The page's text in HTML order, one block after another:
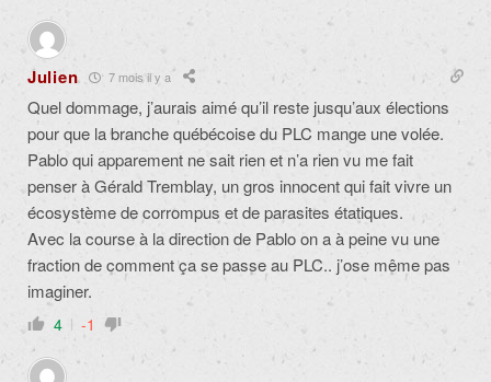
Julien 7 mois il y a
Quel dommage, j’aurais aimé qu’il reste jusqu’aux élections
pour que la branche québécoise du PLC mange une volée.
Pablo qui apparement ne sait rien et n’a rien vu me fait
penser à Gérald Tremblay, un gros innocent qui fait vivre un
écosystème de corrompus et de parasites étatiques.
Avec la course à la direction de Pablo on a à peine vu une
fraction de comment ça se passe au PLC.. j’ose même pas
imaginer.
4 -1